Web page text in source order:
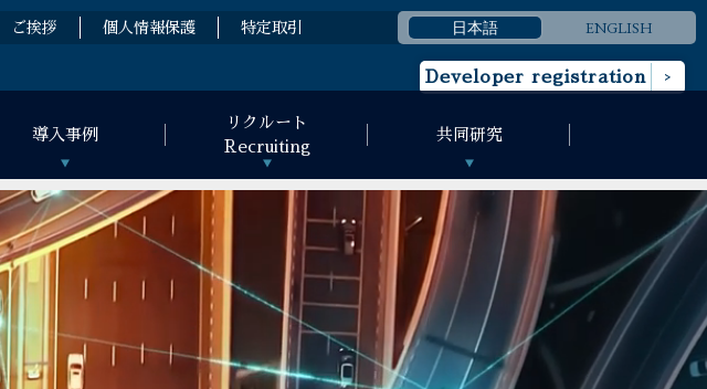
ご挨拶 個人情報保護 特定取引 日本語 ENGLISH
Developer registration
導入事例
リクルート
Recruiting
共同研究